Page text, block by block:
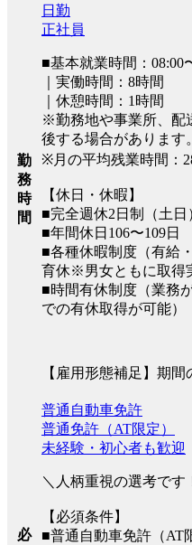
勤
務
時
間
日勤
正社員
■基本就業時間：08:00
｜実働時間：8時間
｜休憩時間：1時間
※勤務地や事業所、配
後する場合があります。
※月の平均残業時間：
【休日・休暇】
■完全週休2日制（土日
■年間休日106〜109日
■各種休暇制度（有給
育休※男女ともに取得
■時間有休制度（業務
での有休取得が可能）
【雇用形態補足】期
必
普通自動車免許
普通免許（AT限定）
未経験・初心者も歓迎
＼人柄重視の選考です
【必須条件】
■普通自動車免許（AT